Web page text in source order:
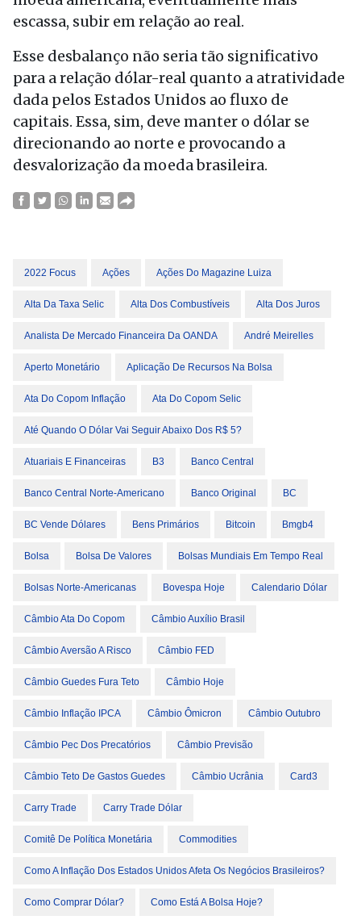
escassa, subir em relação ao real.
Esse desbalanço não seria tão significativo
para a relação dólar-real quanto a atratividade
dada pelos Estados Unidos ao fluxo de
capitais. Essa, sim, deve manter o dólar se
direcionando ao norte e provocando a
desvalorização da moeda brasileira.
2022 Focus Ações Ações Do Magazine Luiza
Alta Da Taxa Selic Alta Dos Combustíveis Alta Dos Juros
Analista De Mercado Financeira Da OANDA André Meirelles
Aperto Monetário Aplicação De Recursos Na Bolsa
Ata Do Copom Inflação Ata Do Copom Selic
Até Quando O Dólar Vai Seguir Abaixo Dos R$ 5?
Atuariais E Financeiras B3 Banco Central
Banco Central Norte-Americano Banco Original BC
BC Vende Dólares Bens Primários Bitcoin Bmgb4
Bolsa Bolsa De Valores Bolsas Mundiais Em Tempo Real
Bolsas Norte-Americanas Bovespa Hoje Calendario Dólar
Câmbio Ata Do Copom Câmbio Auxílio Brasil
Câmbio Aversão A Risco Câmbio FED
Câmbio Guedes Fura Teto Câmbio Hoje
Câmbio Inflação IPCA Câmbio Ômicron Câmbio Outubro
Câmbio Pec Dos Precatórios Câmbio Previsão
Câmbio Teto De Gastos Guedes Câmbio Ucrânia Card3
Carry Trade Carry Trade Dólar
Comitê De Política Monetária Commodities
Como A Inflação Dos Estados Unidos Afeta Os Negócios Brasileiros?
Como Comprar Dólar? Como Está A Bolsa Hoje?